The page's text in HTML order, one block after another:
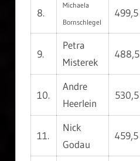
8.
Michaela
Bornschlegel
499,5
9.
Petra
Misterek
488,5
10.
Andre
Heerlein
530,5
11.
Nick
Godau
459,5